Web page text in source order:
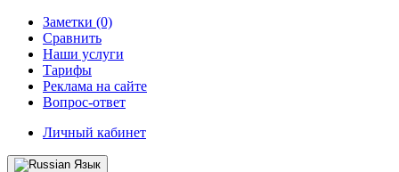
Заметки (0)
Сравнить
Наши услуги
Тарифы
Реклама на сайте
Вопрос-ответ
Личный кабинет
Язык